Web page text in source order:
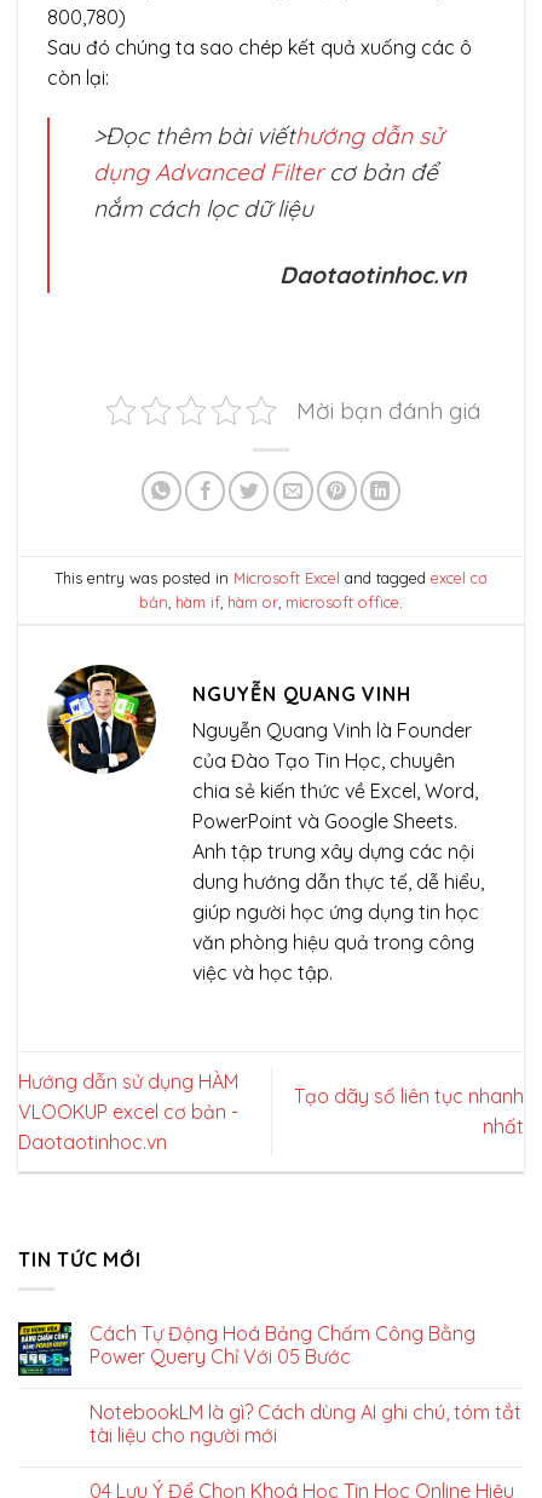
800,780)
Sau đó chúng ta sao chép kết quả xuống các ô
còn lại:
>Đọc thêm bài viếthướng dẫn sử
dụng Advanced Filtercơ bản để
nắm cách lọc dữ liệu
Daotaotinhoc.vn
Mời bạn đánh giá
This entry was posted in Microsoft Excel and tagged excel cơ
bản hàm if hàm or microsoft office
NGUYỄN QUANG VINH
Nguyễn Quang Vinh là Founder
của Đào Tạo Tin Học, chuyên
chia sẻ kiến thức về Excel, Word,
PowerPoint và Google Sheets.
Anh tập trung xây dựng các nội
dung hướng dẫn thực tế, dễ hiểu,
giúp người học ứng dụng tin học
văn phòng hiệu quả trong công
việc và học tập.
Hướng dẫn sử dụng HÀM
VLOOKUP excel cơ bản -
Daotaotinhoc.vn
Tạo dãy số liên tục nhanh
nhất
TIN TỨC MỚI
Cách Tự Động Hoá Bảng Chấm Công Bằng
Power Query Chỉ Với 05 Bước
NotebookLM là gì? Cách dùng AI ghi chú, tóm tắt
tài liệu cho người mới
04 Lưu Ý Để Chọn Khoá Học Tin Học Online Hiệu